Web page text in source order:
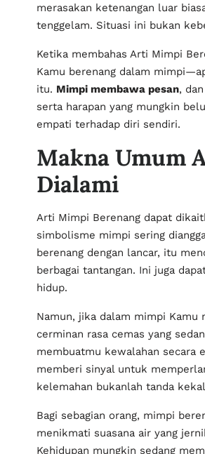
merasakan ketenangan luar
tenggelam. Situasi ini bukan
Ketika membahas Arti Mimpi
Kamu berenang dalam
itu. Mimpi membawa pesan,
serta harapan yang mungkin
empati terhadap diri sendiri.
Makna Umum
Dialami
Arti Mimpi Berenang dapat
simbolisme mimpi sering
berenang dengan lancar, itu
berbagai tantangan. Ini juga
hidup.
Namun, jika dalam mimpi Kamu
cerminan rasa cemas yang
membuatmu kewalahan secara
memberi sinyal untuk
kelemahan bukanlah tanda
Bagi sebagian orang, mimpi
menikmati suasana air yang
Kehidupan mungkin sedang